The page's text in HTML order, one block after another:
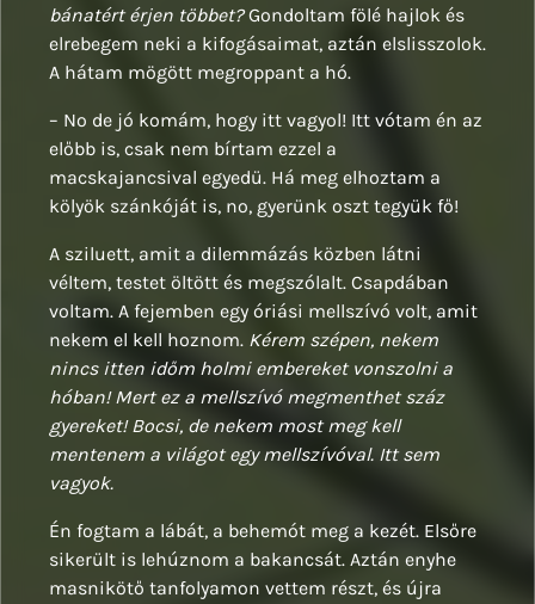
bánatért érjen többet?Gondoltam fölé hajlok és
elrebegem neki a kifogásaimat, aztán elslisszolok.
A hátam mögött megroppant a hó.
– No de jó komám, hogy itt vagyol! Itt vótam én az
előbb is, csak nem bírtam ezzel a
macskajancsival egyedü. Há meg elhoztam a
kölyök szánkóját is, no, gyerünk oszt tegyük fő!
A sziluett, amit a dilemmázás közben látni
véltem, testet öltött és megszólalt. Csapdában
voltam. A fejemben egy óriási mellszívó volt, amit
nekem el kell hoznom. Kérem szépen, nekem
nincs itten időm holmi embereket vonszolni a
hóban! Mert ez a mellszívó megmenthet száz
gyereket! Bocsi, de nekem most meg kell
mentenem a világot egy mellszívóval. Itt sem
vagyok.
Én fogtam a lábát, a behemót meg a kezét. Elsőre
sikerült is lehúznom a bakancsát. Aztán enyhe
masnikötő tanfolyamon vettem részt, és újra